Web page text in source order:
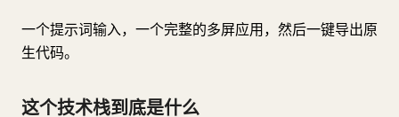
一个提示词输入，一个完整的多屏应用，然后一键导出原
生代码。
这个技术栈到底是什么